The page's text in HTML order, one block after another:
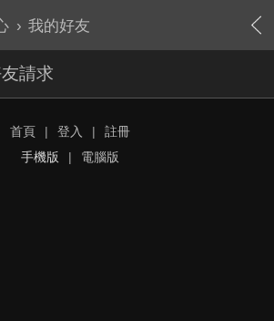
› 我的好友
請求
首頁 | 登入 |
註冊
手機版
| 電腦版